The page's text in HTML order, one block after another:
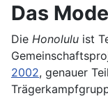
Das
Die Honolulu ist
2002, genauer